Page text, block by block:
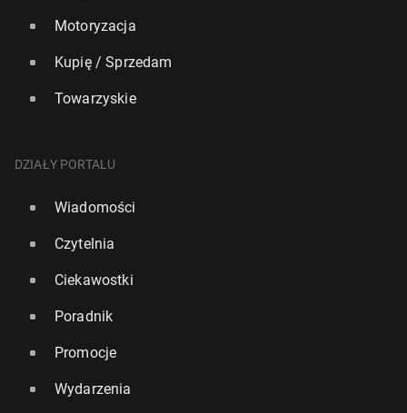
Motoryzacja
Kupię / Sprzedam
Towarzyskie
DZIAŁY PORTALU
Wiadomości
Czytelnia
Ciekawostki
Poradnik
Promocje
Wydarzenia